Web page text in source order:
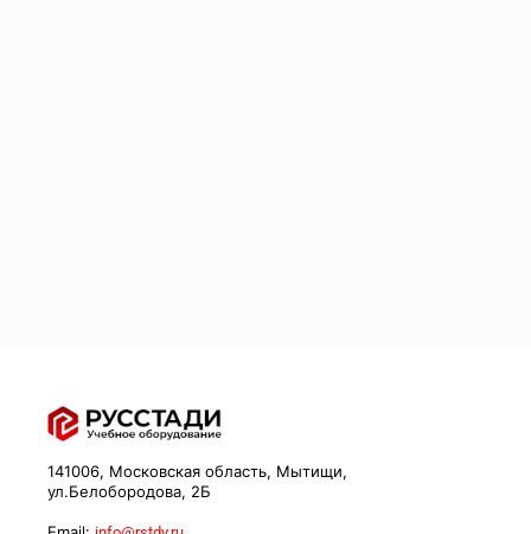
141006, Московская область, Мытищи,
ул.Белобородова, 2Б